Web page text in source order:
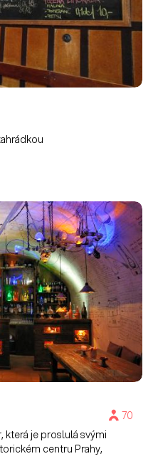
70
která je proslulá svými
centru Prahy,